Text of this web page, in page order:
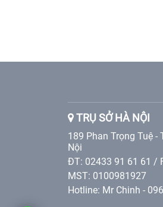
TRỤ SỞ HÀ NỘI
189 Phan Trọng Tuệ -
Nội
ĐT: 02433 91 61 61 /
MST: 0100981927
Hotline: Mr Chinh -